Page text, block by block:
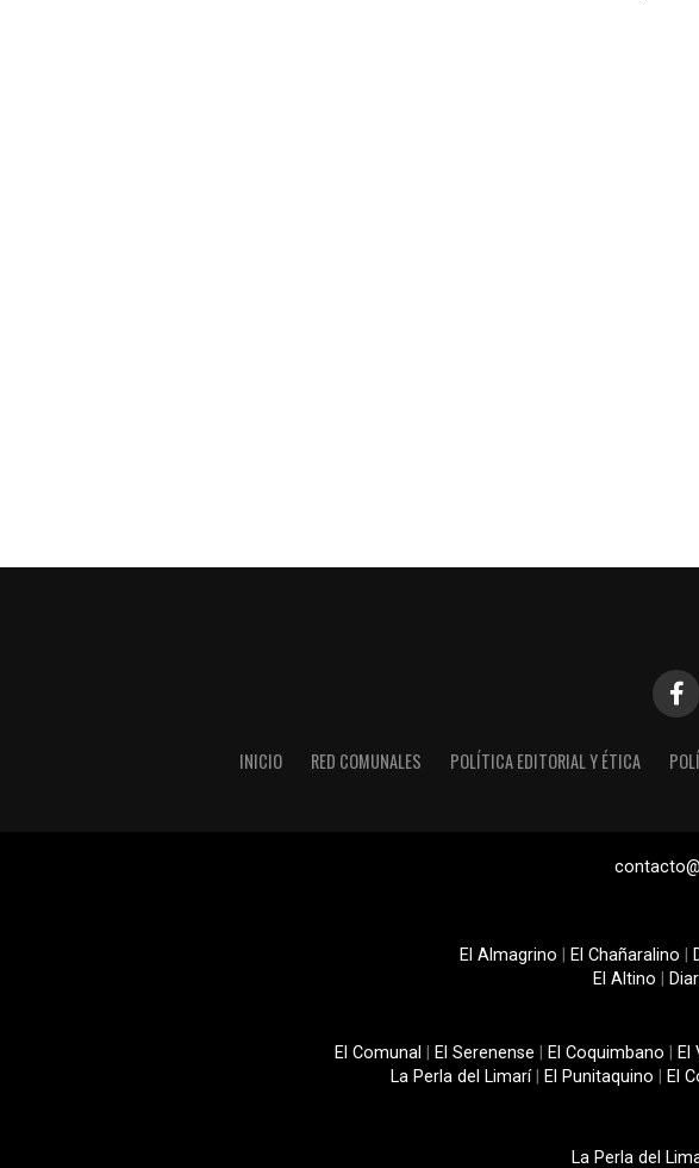
INICIO RED COMUNALES POLÍTICA EDITORIAL Y ÉTICA
El Almagrino El Chañaralino
El Altino
El Comunal El Serenense El Coquimbano El
La Perla del Limarí| El Punitaquino El
La Perla del